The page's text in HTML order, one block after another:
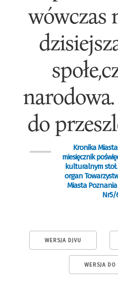
wówczas
do
Kronika
miesięcznik
kulturalnym
organ
Miasta Poznania
Nr5/
WERSJA DJVU
WERSJA DO